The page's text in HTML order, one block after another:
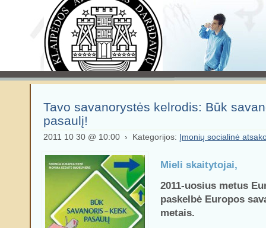
Tavo savanorystės kelrodis: Būk
pasaulį!
2011 10 30 @ 10:00 › Kategorijos: Įmonių socialinė
Mieli skaitytojai,
2011-uosius metus
paskelbė Europos
metais.